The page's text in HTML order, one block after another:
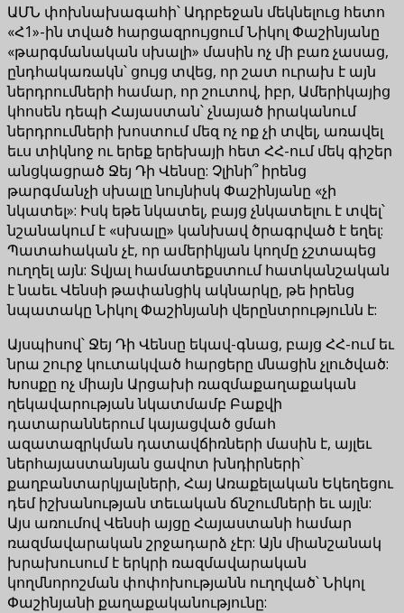
ԱՄՆ փոխնախագահի՝ Ադրբեջան մեկնելուց հետո
«Հ1»-ին տված հարցազրույցում Նիկոլ Փաշինյանը
«թարգմանական սխալի» մասին ոչ մի բառ չասաց,
ընդհակառակն՝ ցույց տվեց, որ շատ ուրախ է այն
ներդրումների համար, որ շուտով, իբր, Ամերիկայից
կհոսեն դեպի Հայաստան՝ չնայած իրականում
ներդրումների խոստում մեզ ոչ ոք չի տվել, առավել
եւս տիկնոջ ու երեք երեխայի հետ ՀՀ-ում մեկ գիշեր
անցկացրած Ջեյ Դի Վենսը: Չլինի՞ իրենց
թարգմանչի սխալը նույնիսկ Փաշինյանը «չի
նկատել»: Իսկ եթե նկատել, բայց չնկատելու է տվել՝
նշանակում է «սխալը» կանխավ ծրագրված է եղել:
Պատահական չէ, որ ամերիկյան կողմը չշտապեց
ուղղել այն: Տվյալ համատեքստում հատկանշական
է նաեւ Վենսի թափանցիկ ակնարկը, թե իրենց
նպատակը Նիկոլ Փաշինյանի վերընտրությունն է:
Այսպիսով՝ Ջեյ Դի Վենսը եկավ-գնաց, բայց ՀՀ-ում եւ
նրա շուրջ կուտակված հարցերը մնացին չլուծված:
Խոսքը ոչ միայն Արցախի ռազմաքաղաքական
ղեկավարության նկատմամբ Բաքվի
դատարաններում կայացված ցմահ
ազատազրկման դատավճիռների մասին է, այլեւ
ներհայաստանյան ցավոտ խնդիրների՝
քաղբանտարկյալների, Հայ Առաքելական Եկեղեցու
դեմ իշխանության տեւական ճնշումների եւ այլն:
Այս առումով Վենսի այցը Հայաստանի համար
ռազմավարական շրջադարձ չէր: Այն միանշանակ
խրախուսում է երկրի ռազմավարական
կողմնորոշման փոփոխությանն ուղղված՝ Նիկոլ
Փաշինյանի քաղաքականությունը: